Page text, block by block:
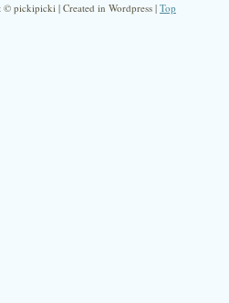
pickipicki | Created in Wordpress | Top